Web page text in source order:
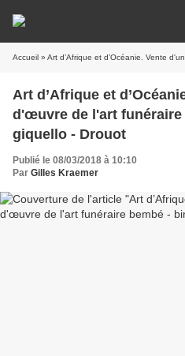
Accueil » Art d’Afrique et d’Océanie. Vente d'un chef
Art d’Afrique et
d'œuvre de l'art funéraire bembé
giquello - Drouot
Publié le 08/03/2018 à 10:10
Par Gilles Kraemer